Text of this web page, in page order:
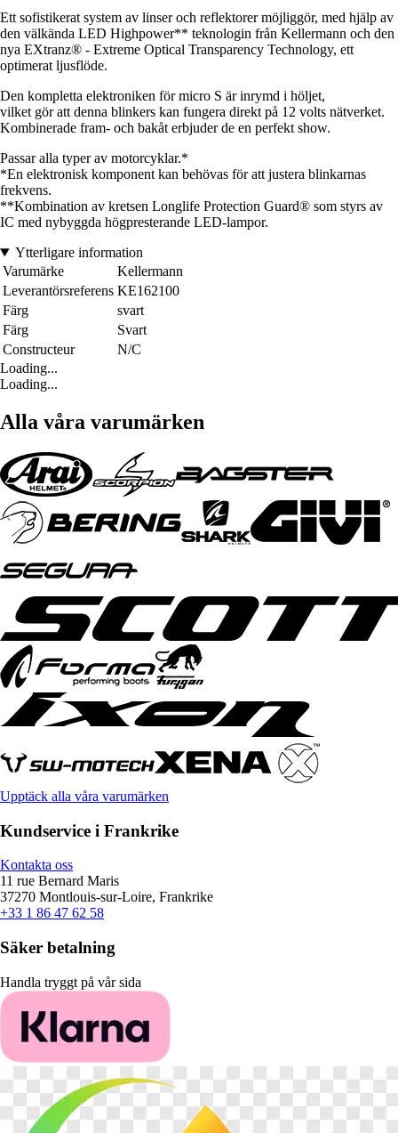
Ett sofistikerat system av linser och reflektorer möjliggör, med hjälp av
den välkända LED Highpower** teknologin från Kellermann och den
nya EXtranz® - Extreme Optical Transparency Technology, ett
optimerat ljusflöde.
Den kompletta elektroniken för micro S är inrymd i höljet,
vilket gör att denna blinkers kan fungera direkt på 12 volts nätverket.
Kombinerade fram- och bakåt erbjuder de en perfekt show.
Passar alla typer av motorcyklar.*
*En elektronisk komponent kan behövas för att justera blinkarnas
frekvens.
**Kombination av kretsen Longlife Protection Guard® som styrs av
IC med nybyggda högpresterande LED-lampor.
Ytterligare information
Varumärke
Kellermann
Leverantörsreferens KE162100
Färg
svart
Färg
Svart
Constructeur
N/C
Loading...
Loading...
Alla våra varumärken
Upptäck alla våra varumärken
Kundservice i Frankrike
Kontakta oss
11 rue Bernard Maris
37270 Montlouis-sur-Loire, Frankrike
+33 1 86 47 62 58
Säker betalning
Handla tryggt på vår sida